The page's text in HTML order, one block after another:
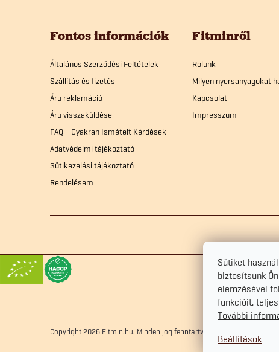
Sütiket
biztosítsunk
elemzésével
funkcióit,
További
Beállítások
Fontos információk
Általános Szerződési Feltételek
Szállítás és fizetés
Áru reklamáció
Áru visszaküldése
FAQ – Gyakran Ismételt Kérdések
Adatvédelmi tájékoztató
Sütikezelési tájékoztató
Rendelésem
Fitminről
Rolunk
Milyen nyersanyagokat
Kapcsolat
Impresszum
Copyright 2026 Fitmin.hu. Minden jog fenntartva.